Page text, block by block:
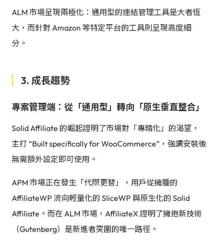
ALM 市場呈現兩極化：通用型的連結管理工具是大者恆
大，而針對 Amazon 等特定平台的工具則呈現高度細
分。
3. 成長趨勢
專案管理端：從「通用型」轉向「原生垂直整合」
Solid Affiliate 的崛起證明了市場對「專精化」的渴望，
主打 “Built specifically for WooCommerce”，強調安裝後
無需額外設定即可使用。
APM 市場正在發生「代際更替」，用戶從擁腫的
AffiliateWP 流向輕量化的 SliceWP 與原生化的 Solid
Affiliate。而在 ALM 市場，AffiliateX 證明了擁抱新技術
（Gutenberg）是新進者突圍的唯一路徑。